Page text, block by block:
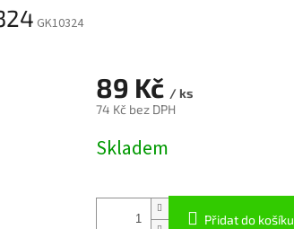
GK10324
89 Kč / ks
74 Kč bez DPH
cena:
Skladem
Přidat do košíku